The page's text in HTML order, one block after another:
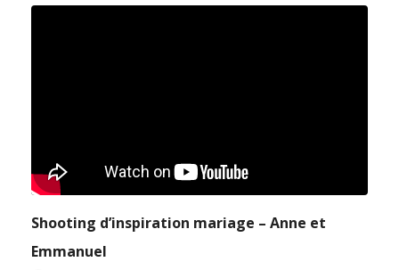
Shooting d’inspiration mariage – Anne et
Emmanuel